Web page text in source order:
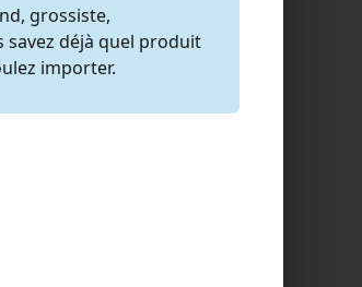
grossiste,
savez déjà quel produit
importer.